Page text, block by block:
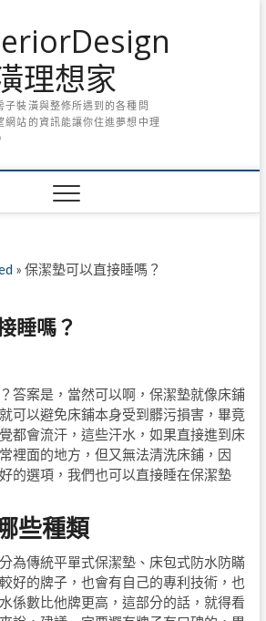
理想家
子裝潢與整修所遇到的各種問
網站的資訊能讓你住進夢想中理
» 保潔墊可以直接睡嗎？
睡嗎？
？答案是，當然可以啊，保潔墊就像床鋪
可以避免床鋪本身受到髒污損害，畢竟
都會流汗，這些汗水，如果直接進到床
裡面的地方，但又無法清洗床鋪，因
的選項，我們也可以直接睡在保潔墊
些種類
為傳統平單式保潔墊、床包式防水防瞞
好的牌子，也會有自己的專利技術，也
係數比他牌更高，這部分的話，就得看